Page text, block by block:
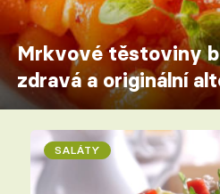
Mrkvové těstoviny
zdravá a originální
SALÁTY